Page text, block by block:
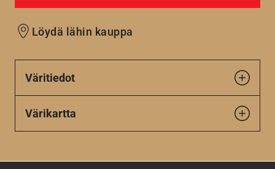
Löydä lähin kauppa
Väritiedot
Värikartta